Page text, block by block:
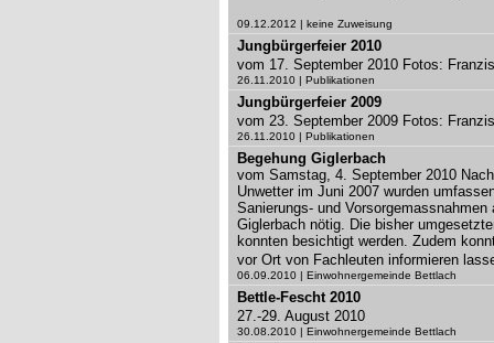
09.12.2012 | keine Zuweisung
Jungbürgerfeier 2010
vom 17. September 2010 Fotos:
26.11.2010 | Publikationen
Jungbürgerfeier 2009
vom 23. September 2009 Fotos:
26.11.2010 | Publikationen
Begehung Giglerbach
vom Samstag, 4. September 2010
Unwetter im Juni 2007 wurden
Sanierungs- und Vorsorgemassnahmen
Giglerbach nötig. Die bisher
konnten besichtigt werden. Zudem
vor Ort von Fachleuten informieren
06.09.2010 | Einwohnergemeinde Bettlach
Bettle-Fescht 2010
27.-29. August 2010
30.08.2010 | Einwohnergemeinde Bettlach